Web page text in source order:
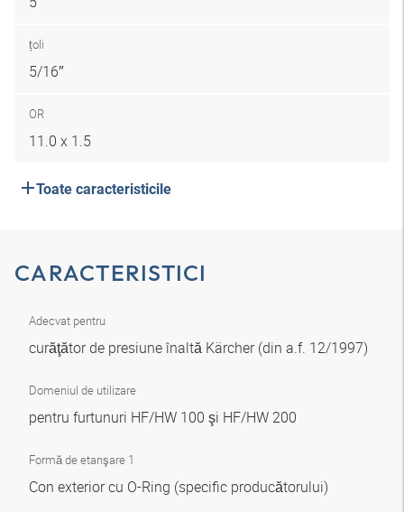
țoli
5/16″
OR
11.0 x 1.5
Toate caracteristicile
CARACTERISTICI
Adecvat pentru
curăţător de presiune înaltă Kärcher (din a.f. 12/1997)
Domeniul de utilizare
pentru furtunuri HF/HW 100 şi HF/HW 200
Formă de etanşare 1
Con exterior cu O-Ring (specific producătorului)